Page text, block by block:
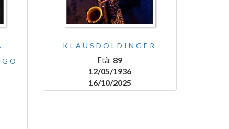
KLAUSDOLDINGER
Età: 89
12/05/1936
16/10/2025